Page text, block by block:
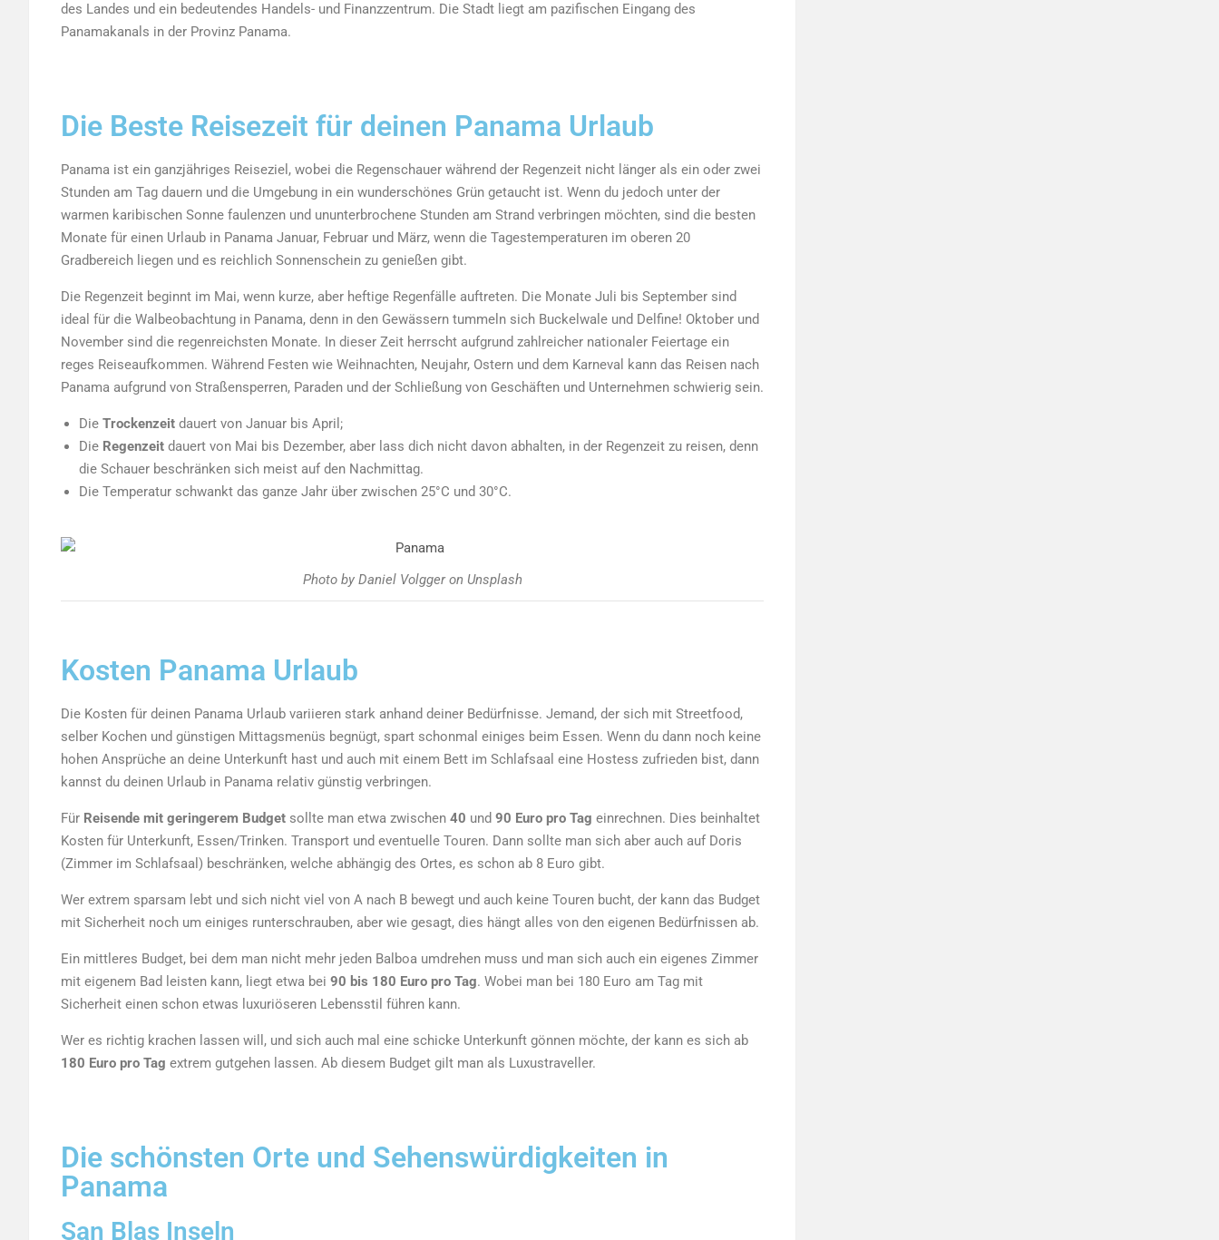
des Landes und ein bedeutendes Handels- und Finanzzentrum. Die Stadt liegt am pazifischen Eingang des
Panamakanals in der Provinz Panama.
Die Beste Reisezeit für deinen Panama Urlaub
Panama ist ein ganzjähriges Reiseziel, wobei die Regenschauer während der Regenzeit nicht länger als ein oder zwei
Stunden am Tag dauern und die Umgebung in ein wunderschönes Grün getaucht ist. Wenn du jedoch unter der
warmen karibischen Sonne faulenzen und ununterbrochene Stunden am Strand verbringen möchten, sind die besten
Monate für einen Urlaub in Panama Januar, Februar und März, wenn die Tagestemperaturen im oberen 20
Gradbereich liegen und es reichlich Sonnenschein zu genießen gibt.
Die Regenzeit beginnt im Mai, wenn kurze, aber heftige Regenfälle auftreten. Die Monate Juli bis September sind
ideal für die Walbeobachtung in Panama, denn in den Gewässern tummeln sich Buckelwale und Delfine! Oktober und
November sind die regenreichsten Monate. In dieser Zeit herrscht aufgrund zahlreicher nationaler Feiertage ein
reges Reiseaufkommen. Während Festen wie Weihnachten, Neujahr, Ostern und dem Karneval kann das Reisen nach
Panama aufgrund von Straßensperren, Paraden und der Schließung von Geschäften und Unternehmen schwierig sein.
Die Trockenzeit dauert von Januar bis April;
Die Regenzeit dauert von Mai bis Dezember, aber lass dich nicht davon abhalten, in der Regenzeit zu reisen, denn
die Schauer beschränken sich meist auf den Nachmittag.
Die Temperatur schwankt das ganze Jahr über zwischen 25°C und 30°C.
Photo by Daniel Volgger on Unsplash
Kosten Panama Urlaub
Die Kosten für deinen Panama Urlaub variieren stark anhand deiner Bedürfnisse. Jemand, der sich mit Streetfood,
selber Kochen und günstigen Mittagsmenüs begnügt, spart schonmal einiges beim Essen. Wenn du dann noch keine
hohen Ansprüche an deine Unterkunft hast und auch mit einem Bett im Schlafsaal eine Hostess zufrieden bist, dann
kannst du deinen Urlaub in Panama relativ günstig verbringen.
Für Reisende mit geringerem Budget sollte man etwa zwischen 40 und 90 Euro pro Tag einrechnen. Dies beinhaltet
Kosten für Unterkunft, Essen/Trinken. Transport und eventuelle Touren. Dann sollte man sich aber auch auf Doris
(Zimmer im Schlafsaal) beschränken, welche abhängig des Ortes, es schon ab 8 Euro gibt.
Wer extrem sparsam lebt und sich nicht viel von A nach B bewegt und auch keine Touren bucht, der kann das Budget
mit Sicherheit noch um einiges runterschrauben, aber wie gesagt, dies hängt alles von den eigenen Bedürfnissen ab.
Ein mittleres Budget, bei dem man nicht mehr jeden Balboa umdrehen muss und man sich auch ein eigenes Zimmer
mit eigenem Bad leisten kann, liegt etwa bei 90 bis 180 Euro pro Tag. Wobei man bei 180 Euro am Tag mit
Sicherheit einen schon etwas luxuriöseren Lebensstil führen kann.
Wer es richtig krachen lassen will, und sich auch mal eine schicke Unterkunft gönnen möchte, der kann es sich ab
180 Euro pro Tag extrem gutgehen lassen. Ab diesem Budget gilt man als Luxustraveller.
Die schönsten Orte und Sehenswürdigkeiten in
Panama
San Blas Inseln